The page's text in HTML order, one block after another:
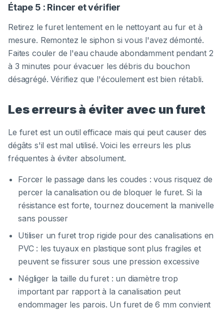
Étape 5 : Rincer et vérifier
Retirez le furet lentement en le nettoyant au fur et à
mesure. Remontez le siphon si vous l'avez démonté.
Faites couler de l'eau chaude abondamment pendant 2
à 3 minutes pour évacuer les débris du bouchon
désagrégé. Vérifiez que l'écoulement est bien rétabli.
Les erreurs à éviter avec un furet
Le furet est un outil efficace mais qui peut causer des
dégâts s'il est mal utilisé. Voici les erreurs les plus
fréquentes à éviter absolument.
Forcer le passage dans les coudes : vous risquez de
percer la canalisation ou de bloquer le furet. Si la
résistance est forte, tournez doucement la manivelle
sans pousser
Utiliser un furet trop rigide pour des canalisations en
PVC : les tuyaux en plastique sont plus fragiles et
peuvent se fissurer sous une pression excessive
Négliger la taille du furet : un diamètre trop
important par rapport à la canalisation peut
endommager les parois. Un furet de 6 mm convient